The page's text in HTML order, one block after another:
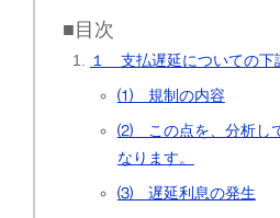
■目次
１ 支払遅延についての下
⑴ 規制の内容
⑵ この点を、分析し
なります。
⑶ 遅延利息の発生